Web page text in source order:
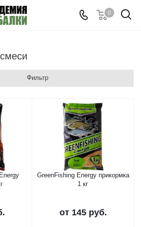
0
Фильтр
GreenFishing Energy прикормка
1 кг
от 145 руб.